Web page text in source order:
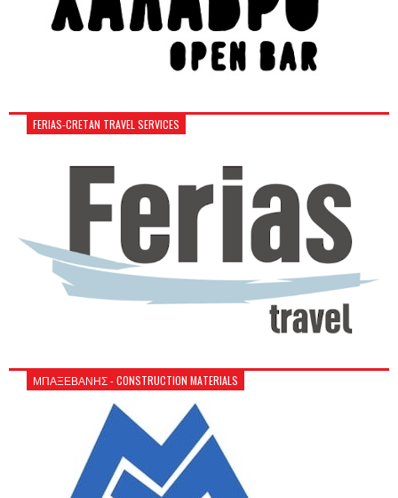
FERIAS-CRETAN TRAVEL SERVICES
ΜΠΑΞΕΒΑΝΗΣ - CONSTRUCTION MATERIALS